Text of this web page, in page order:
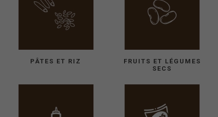
PÂTES ET RIZ
FRUITS ET LÉGUMES
SECS